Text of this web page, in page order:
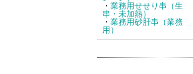
・ 業務用せせり串（生
串・未加熱）
・ 業務用砂肝串（業務
用）